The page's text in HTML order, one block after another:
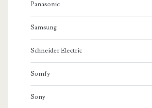
Panasonic
Samsung
Schneider Electric
Somfy
Sony